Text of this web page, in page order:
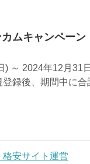
ムキャンペー
) ～ 2024年12月31
録後、期間中に合
安サイト運営